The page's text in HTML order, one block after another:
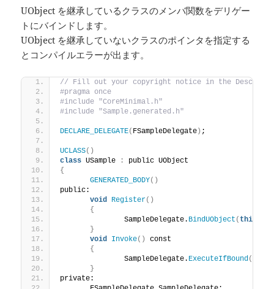
UObject を継承しているクラスのメンバ関数をデリゲー
トにバインドします。
UObject を継承していないクラスのポインタを指定する
とコンパイルエラーが出ます。
// Fill out your copyright notice in the
#pragma once
#include "CoreMinimal.h"
#include "Sample.generated.h"
DECLARE_DELEGATE( FSampleDelegate ) ;
UCLASS()
class USample :
public UObject
{
GENERATED_BODY()
public:
void Register()
{
		SampleDelegate.
BindUObject ( this
}
void Invoke()
const
{
		SampleDelegate.
ExecuteIfBound()
}
private: